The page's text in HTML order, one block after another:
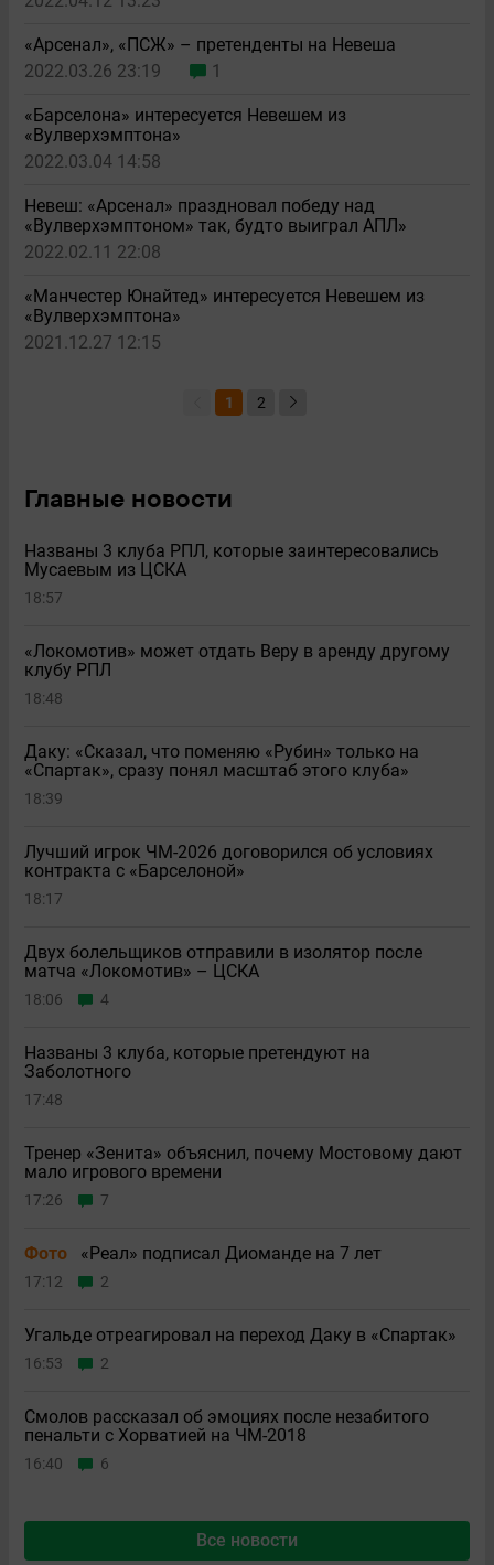
«Арсенал», «ПСЖ» – претенденты на Невеша
2022.03.26 23:19
1
«Барселона» интересуется Невешем из
«Вулверхэмптона»
2022.03.04 14:58
Невеш: «Арсенал» праздновал победу над
«Вулверхэмптоном» так, будто выиграл АПЛ»
2022.02.11 22:08
«Манчестер Юнайтед» интересуется Невешем из
«Вулверхэмптона»
2021.12.27 12:15
1 2
Главные новости
Названы 3 клуба РПЛ, которые заинтересовались
Мусаевым из ЦСКА
18:57
«Локомотив» может отдать Веру в аренду другому
клубу РПЛ
18:48
Даку: «Сказал, что поменяю «Рубин» только на
«Спартак», сразу понял масштаб этого клуба»
18:39
Лучший игрок ЧМ-2026 договорился об условиях
контракта с «Барселоной»
18:17
Двух болельщиков отправили в изолятор после
матча «Локомотив» – ЦСКА
18:06 4
Названы 3 клуба, которые претендуют на
Заболотного
17:48
Тренер «Зенита» объяснил, почему Мостовому дают
мало игрового времени
17:26 7
Фото «Реал» подписал Диоманде на 7 лет
17:12 2
Угальде отреагировал на переход Даку в «Спартак»
16:53 2
Смолов рассказал об эмоциях после незабитого
пенальти с Хорватией на ЧМ-2018
16:40 6
Все новости